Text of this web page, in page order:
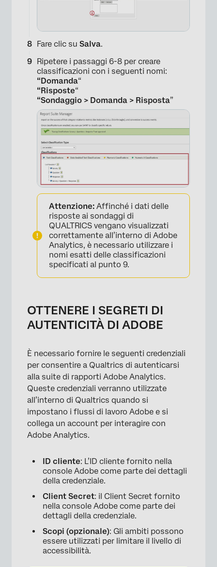
×
Fare clic su Salva.
Ripetere i passaggi 6-8 per creare
classificazioni con i seguenti nomi:
“Domanda“
“Risposte“
“Sondaggio > Domanda > Risposta”
×
Attenzione: Affinché i dati delle
risposte ai sondaggi di
QUALTRICS vengano visualizzati
correttamente all’interno di Adobe
Analytics, è necessario utilizzare i
nomi esatti delle classificazioni
specificati al punto 9.
OTTENERE I SEGRETI DI
AUTENTICITÀ DI ADOBE
È necessario fornire le seguenti credenziali
per consentire a Qualtrics di autenticarsi
alla suite di rapporti Adobe Analytics.
Queste credenziali verranno utilizzate
all’interno di Qualtrics quando si
impostano i flussi di lavoro Adobe e si
collega un account per interagire con
Adobe Analytics.
ID cliente: L’ID cliente fornito nella
console Adobe come parte dei dettagli
della credenziale.
Client Secret: il Client Secret fornito
nella console Adobe come parte dei
dettagli della credenziale.
Scopi (opzionale): Gli ambiti possono
essere utilizzati per limitare il livello di
accessibilità.